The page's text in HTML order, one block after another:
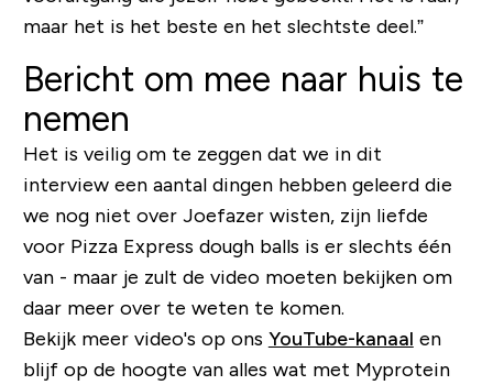
maar het is het beste en het slechtste deel.”
Bericht om mee naar huis te
nemen
Het is veilig om te zeggen dat we in dit
interview een aantal dingen hebben geleerd die
we nog niet over Joefazer wisten, zijn liefde
voor Pizza Express dough balls is er slechts één
van - maar je zult de video moeten bekijken om
daar meer over te weten te komen.
Bekijk meer video's op ons YouTube-kanaal en
blijf op de hoogte van alles wat met Myprotein